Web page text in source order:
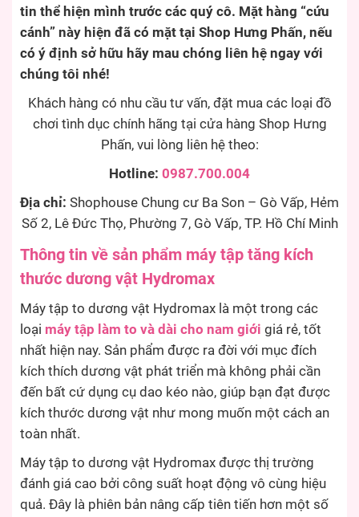
tin thể hiện mình trước các quý cô. Mặt hàng “cứu
cánh” này hiện đã có mặt tại Shop Hưng Phấn, nếu
có ý định sở hữu hãy mau chóng liên hệ ngay với
chúng tôi nhé!
Khách hàng có nhu cầu tư vấn, đặt mua các loại đồ
chơi tình dục chính hãng tại cửa hàng Shop Hưng
Phấn, vui lòng liên hệ theo:
Hotline: 0987.700.004
Địa chỉ: Shophouse Chung cư Ba Son – Gò Vấp, Hẻm
Số 2, Lê Đức Thọ, Phường 7, Gò Vấp, TP. Hồ Chí Minh
Thông tin về sản phẩm máy tập tăng kích
thước dương vật Hydromax
Máy tập to dương vật Hydromax là một trong các
loại máy tập làm to và dài cho nam giới giá rẻ, tốt
nhất hiện nay. Sản phẩm được ra đời với mục đích
kích thích dương vật phát triển mà không phải cần
đến bất cứ dụng cụ dao kéo nào, giúp bạn đạt được
kích thước dương vật như mong muốn một cách an
toàn nhất.
Máy tập to dương vật Hydromax được thị trường
đánh giá cao bởi công suất hoạt động vô cùng hiệu
quả. Đây là phiên bản nâng cấp tiên tiến hơn một số